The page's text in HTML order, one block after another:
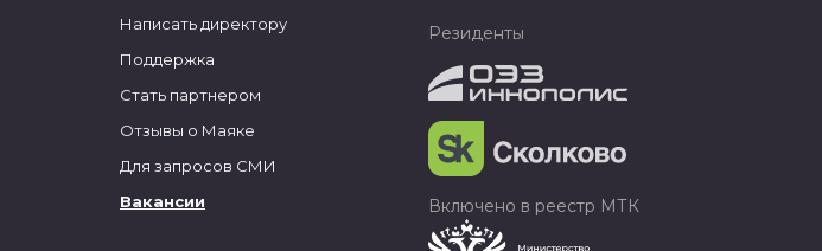
Написать директору
Поддержка
Стать партнером
Отзывы о Маяке
Для запросов СМИ
Вакансии
Резиденты
Включено в реестр МТК